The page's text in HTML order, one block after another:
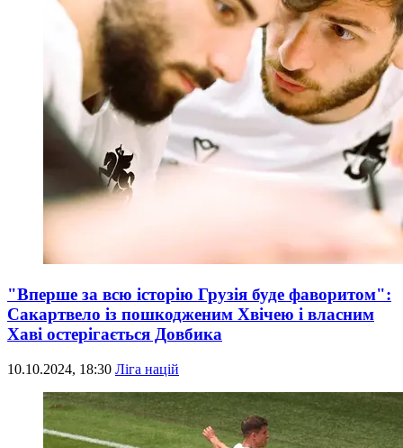
"Вперше за всю історію Грузія буде фаворитом":
Сакартвело із пошкодженим Хвічею і власним
Хаві остерігається Довбика
10.10.2024, 18:30 Ліга націй